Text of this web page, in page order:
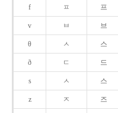
f ㅍ 프
v ㅂ 브
θ ㅅ 스
ð ㄷ 드
s ㅅ 스
z ㅈ 즈